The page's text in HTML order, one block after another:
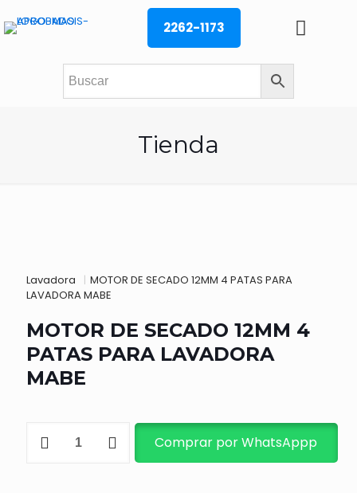
2262-1173
Tienda
Lavadora | MOTOR DE SECADO 12MM 4 PATAS PARA
LAVADORA MABE
MOTOR DE SECADO 12MM 4
PATAS PARA LAVADORA
MABE
Comprar por WhatsAppp